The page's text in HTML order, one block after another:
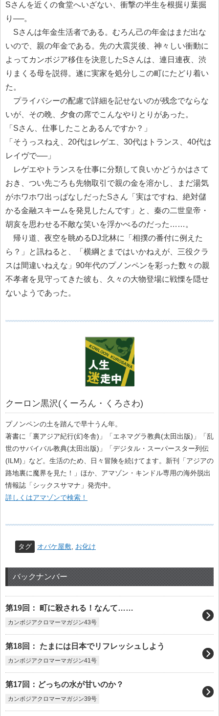
Sさんを近くの食堂へいざない、衝撃の半生を根掘り葉掘
り──。
Sさんは年金生活者である。むろん己の年金はまだ出な
いので、親の年金である。先の大震災後、神々しい衝動に
よってカンボジア移住を決意したSさんは、連日連夜、渋
りまくる母を説得。遂に実家を処分しこの町にたどり着い
た。
プライバシーの配慮で詳細を記せないのが残念でならな
いが、その晩、夕食の席でこんなやりとりがあった。
「Sさん、仕事したことあるんですか？」
「そうっスねえ、20代はレゲエ、30代はトランス、40代は
レイヴで──」
レゲエやトランスを仕事に分類して良いかどうかはさて
おき、つい先ごろも先物取引で親の金を溶かし、まだ湯気
がホワホワ出っぱなしだったSさん「実はですね、絶対儲
かる金融スキームを発見したんです」と、秦の二世皇帝・
胡亥を思わせる不敵な笑いを浮かべるのだった……。
帰り道、夜空を眺めるDJ北林に「相撲の番付に例えた
ら？」と訊ねると、「横綱とまではいかねえが、三役クラ
スは間違いねえな」90年代のプノンペンを彩った数々の親
不孝者を見守ってきた彼も、久々の大物登場に戦慄を隠せ
ないようであった。
クーロン黒沢(くーろん・くろさわ)
プノンペンの土を踏んで早十うん年。
著書に「裏アジア紀行(幻冬舎)」「エネマグラ教典(太田出版)」「乱
世のサバイバル教典(太田出版)」「デジタル・スーパースター列伝
(ILM)」など。生活のため、日々冒険を続けてます。新刊「アジアの
路地裏に魔界を見た！」ほか、アマゾン・キンドル専用の海外脱出
情報誌「シックスサマナ」発売中。
詳しくはアマゾンで検索！
タグ オバケ屋敷 お化け
バックナンバー
第19回： 町に殺される！なんて……
カンボジアクロマーマガジン43号
第18回： たまには日本でリフレッシュしよう
カンボジアクロマーマガジン41号
第17回：どっちの水が甘いのか？
カンボジアクロマーマガジン39号